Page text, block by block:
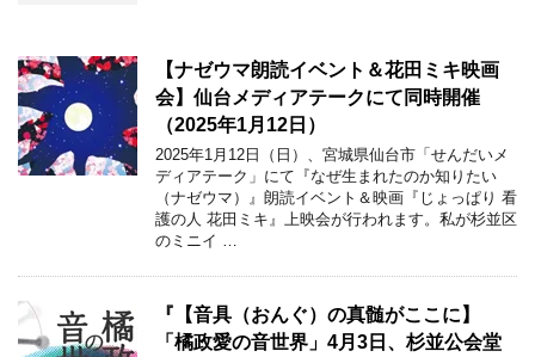
【ナゼウマ朗読イベント＆花田ミキ映画
会】仙台メディアテークにて同時開催
（2025年1月12日）
2025年1月12日（日）、宮城県仙台市「せんだいメ
ディアテーク」にて『なぜ生まれたのか知りたい
（ナゼウマ）』朗読イベント＆映画『じょっぱり 看
護の人 花田ミキ』上映会が行われます。私が杉並区
のミニイ …
『【音具（おんぐ）の真髄がここに】
「橘政愛の音世界」4月3日、杉並公会堂